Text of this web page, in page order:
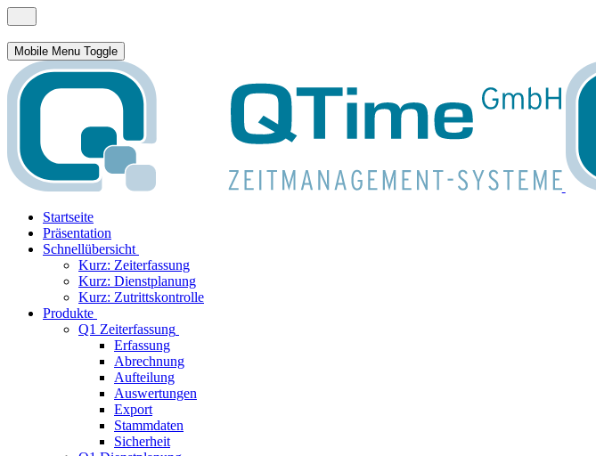
Mobile Menu Toggle
Startseite
Präsentation
Schnellübersicht
Kurz: Zeiterfassung
Kurz: Dienstplanung
Kurz: Zutrittskontrolle
Produkte
Q1 Zeiterfassung
Erfassung
Abrechnung
Aufteilung
Auswertungen
Export
Stammdaten
Sicherheit